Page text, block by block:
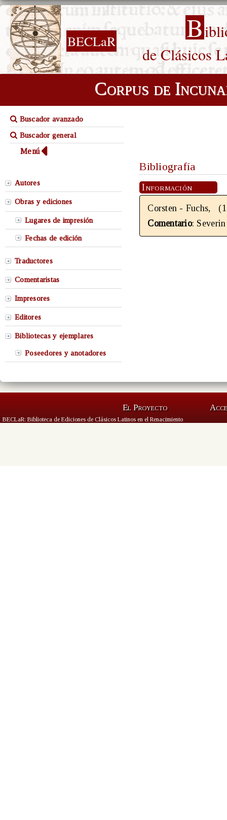
BECLaR B
de Clásicos
Corpus de
Buscador avanzado
Buscador general
Menú
Autores
Obras y ediciones
Lugares de impresión
Fechas de edición
Traductores
Comentaristas
Impresores
Editores
Bibliotecas y ejemplares
Poseedores y anotadores
Bibliografía
Información
Corsten - Fuchs,
Comentario:
El Proyecto
BECLaR: Biblioteca de Ediciones de Clásicos Latinos en el Renacimiento